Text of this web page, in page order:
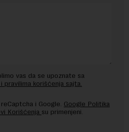
vas da se upoznate sa
pravilima korišćenja sajta.
i Google. Google Politika
Korišćenja su primenjeni.